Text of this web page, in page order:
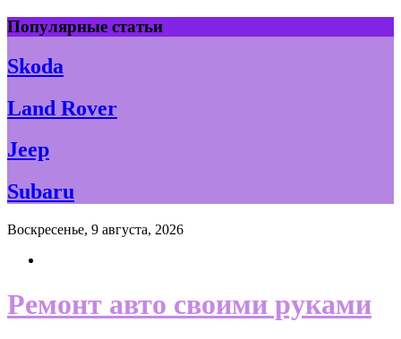
Skip
to
content
Популярные статьи
Skoda
Land Rover
Jeep
Subaru
Воскресенье, 9 августа, 2026
Ремонт авто своими руками